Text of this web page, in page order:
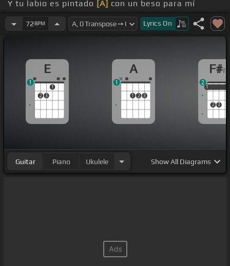
Y tu labio es pintado [A] con un beso para mí
amo, pa' mi
chocolate
entregaste
72 BPM Lyrics On
E
2 3
1
1
A
1 2 3
1
F#
1
2 3
1
2
Guitar Piano Ukulele ShowAll Diagrams